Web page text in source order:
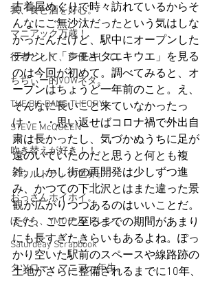
我、食と酒を好む。
マニアック万歳！
役者として、声優として。
ちぢぃー的VOWネタ。
THE BIG BANG THEORY
STEVE McQUEEN
吹き替えが好き！！
「ウルトラ」の世界。
おっさんホイホイ。
ぼくら、YMOチルドレン。
Saturdeay Scrapbook
タツロー・マニア一年生。
古着屋めぐりで時々訪れているからそ
んなにご無沙汰だったという気はしな
かったんだけど、駅中にオープンした
テナント「シモキタエキウエ」を見る
のは今回が初めて。調べてみると、オ
ープンはちょうど一年前のこと。え、
そんなに長いこと来ていなかったっ
け・・・思い返せばコロナ禍で外出自
粛は長かったし、気づかぬうちに足が
遠のいていたのだと思うと何とも複
雑。しかし街の再開発は少しずつ進
み、かつての下北沢とはまた違った景
観が広がりつつあるのはいいことだ。
ただ、ここに至るまでの期間があまり
にも長すぎたきらいもあるよね。ぽっ
かり空いた駅前のスペースや線路跡の
土地がさらに整備されるまでに10年、